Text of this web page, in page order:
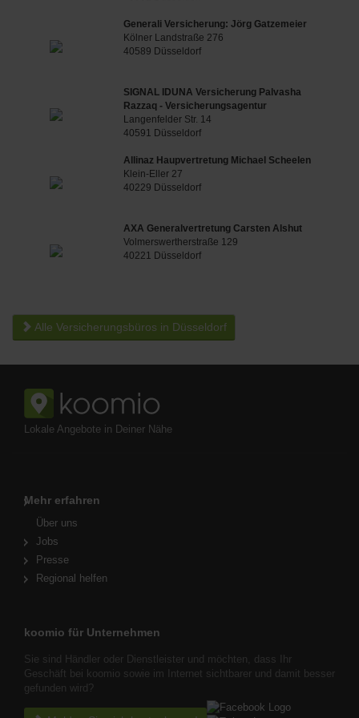
Generali Versicherung: Jörg Gatzemeier
Kölner Landstraße 276
40589 Düsseldorf
SIGNAL IDUNA Versicherung Palvasha
Razzaq - Versicherungsagentur
Langenfelder Str. 14
40591 Düsseldorf
Allinaz Haupvertretung Michael Scheelen
Klein-Eller 27
40229 Düsseldorf
AXA Generalvertretung Carsten Alshut
Volmerswertherstraße 129
40221 Düsseldorf
Alle Versicherungsbüros in Düsseldorf
Lokale Angebote in Deiner Nähe
Mehr erfahren
Über uns
Jobs
Presse
Regional helfen
koomio für Unternehmen
Sie sind Händler oder Dienstleister und möchten, dass Ihr
Geschäft bei koomio sowie im Internet sichtbarer und damit besser
gefunden wird?